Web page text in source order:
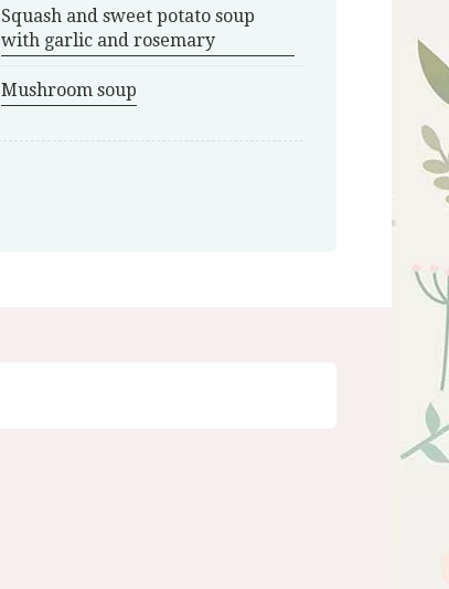
Squash and sweet potato soup
with garlic and rosemary
Mushroom soup